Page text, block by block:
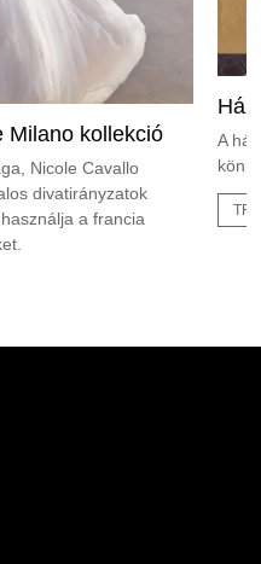
Milano kollekció
Nicole Cavallo
divatirányzatok
a francia
A